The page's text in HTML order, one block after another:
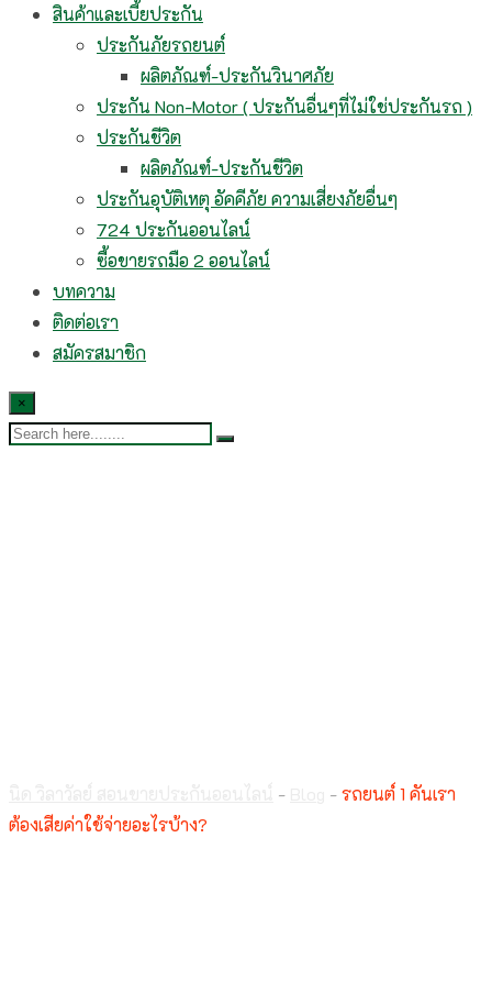
สินค้าและเบี้ยประกัน
ประกันภัยรถยนต์
ผลิตภัณฑ์-ประกันวินาศภัย
ประกัน Non-Motor ( ประกันอื่นๆที่ไม่ใช่ประกันรถ )
ประกันชีวิต
ผลิตภัณฑ์-ประกันชีวิต
ประกันอุบัติเหตุ อัคคีภัย ความเสี่ยงภัยอื่นๆ
724 ประกันออนไลน์
ซื้อขายรถมือ 2 ออนไลน์
บทความ
ติดต่อเรา
สมัครสมาชิก
×
- -รถยนต์ 1 คันเรา
ต้องเสียค่าใช้จ่ายอะไรบ้าง?